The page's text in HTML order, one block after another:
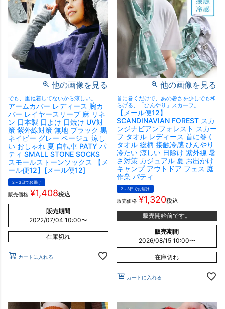
他の画像を見る
でも、重ね着してないから涼しい。
アームカバー レディース 腕カ
バー レイヤースリーブ 麻 リネ
ン 日本製 日よけ 日焼け UV対
策 紫外線対策 無地 ブラック 黒
ネイビー グレー ベージュ 涼し
い おしゃれ 夏 自転車 PATY パ
ティ SMALL STONE SOCKS
スモールストーンソックス 【メ
ール便12】[メール便12]
2～3日でお届け
販売価格 ¥1,408税込
販売期間
2022/07/04 10:00〜
在庫切れ
カートに入れる
他の画像を見る
首に巻くだけで、あの暑さを少しでも和
らげる、「ひんやり」スカーフ。
【メール便12】
SCANDINAVIAN FOREST スカ
ンジナビアンフォレスト スカー
フ タオル レディース 首に巻く
タオル 総柄 接触冷感 ひんやり
冷たい 涼しい 日除け 紫外線 暑
さ対策 カジュアル 夏 お出かけ
キャンプ アウトドア フェス 庭
作業 パティ
2～3日でお届け
販売価格 ¥1,320税込
販売開始前です。
販売期間
2026/08/15 10:00〜
在庫切れ
カートに入れる